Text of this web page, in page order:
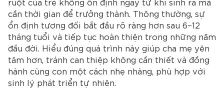
cần thời gian để trưởng thành. Thông thường, sự
ổn định tương đối bắt đầu rõ ràng hơn sau 6–12
tháng tuổi và tiếp tục hoàn thiện trong những năm
đầu đời. Hiểu đúng quá trình này giúp cha mẹ yên
tâm hơn, tránh can thiệp không cần thiết và đồng
hành cùng con một cách nhẹ nhàng, phù hợp với
sinh lý phát triển tự nhiên.